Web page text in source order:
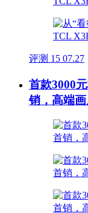
评测 15 07.27
首款3000
销，高端